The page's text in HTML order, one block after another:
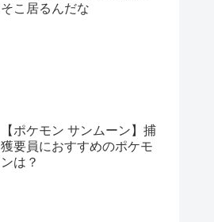
そこ居るんだな
【ポケモン サンムーン】捕
獲要員におすすめのポケモ
ンは？